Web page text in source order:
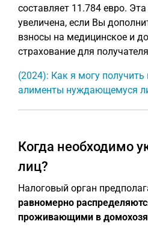
составляет 11.784 евро.
увеличена, если Вы
взносы на медицинское и
страхование для
(2024): Как я могу
алименты нуждающемуся
Когда необходимо
лиц?
Налоговый орган
равномерно
проживающими в